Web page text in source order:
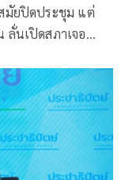
มัยปิดประชุม แต่
ลั่นเปิดสภาเจอ